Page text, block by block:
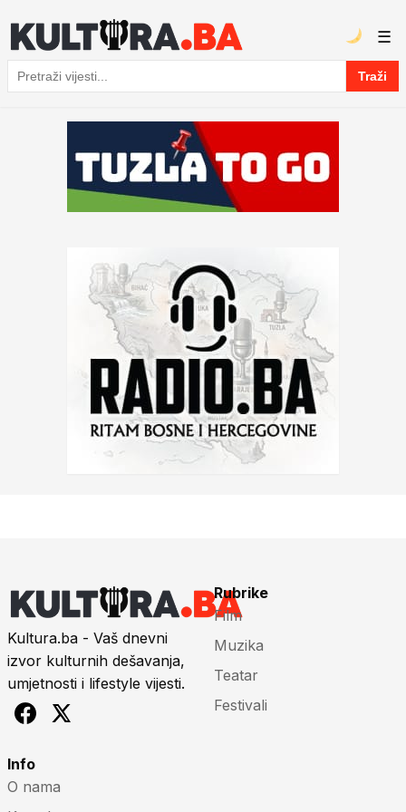
Pretraga
Traži
☰
Kultura.ba - Vaš dnevni
izvor kulturnih dešavanja,
umjetnosti i lifestyle vijesti.
Rubrike
Film
Muzika
Teatar
Festivali
Info
O nama